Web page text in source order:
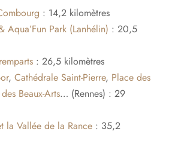
: 14,2 kilomètres
Aqua’Fun Park (Lanhélin) : 20,5
: 26,5 kilomètres
, Cathédrale Saint-Pierre, Place des
Beaux-Arts… (Rennes) : 29
la Vallée de la Rance : 35,2